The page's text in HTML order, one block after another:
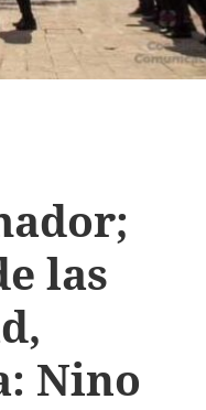
las
Nino